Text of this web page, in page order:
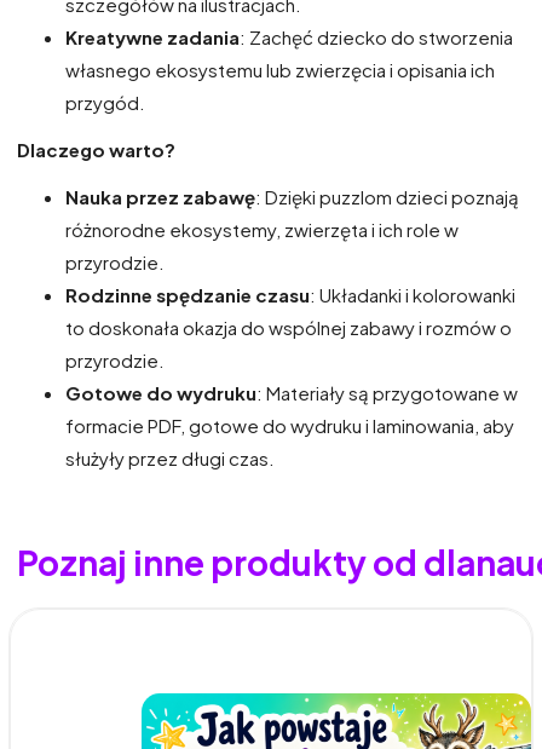
szczegółów na ilustracjach.
Kreatywne zadania: Zachęć dziecko do stworzenia
własnego ekosystemu lub zwierzęcia i opisania ich
przygód.
Dlaczego warto?
Nauka przez zabawę: Dzięki puzzlom dzieci poznają
różnorodne ekosystemy, zwierzęta i ich role w
przyrodzie.
Rodzinne spędzanie czasu: Układanki i kolorowanki
to doskonała okazja do wspólnej zabawy i rozmów o
przyrodzie.
Gotowe do wydruku: Materiały są przygotowane w
formacie PDF, gotowe do wydruku i laminowania, aby
służyły przez długi czas.
Poznaj inne produkty od